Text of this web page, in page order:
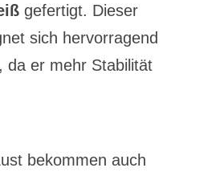
gefertigt. Dieser
sich hervorragend
da er mehr Stabilität
bekommen auch